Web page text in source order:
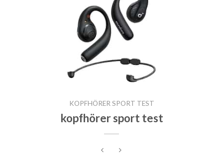
KOPFHÖRER SPORT TEST
kopfhörer sport test